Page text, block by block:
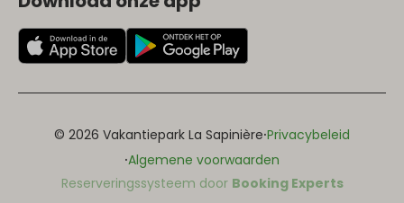
© 2026 Vakantiepark La Sapinière·Privacybeleid
·Algemene voorwaarden
Reserveringssysteem door Booking Experts